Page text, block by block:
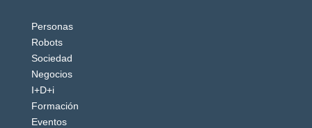
Personas
Robots
Sociedad
Negocios
I+D+i
Formación
Eventos